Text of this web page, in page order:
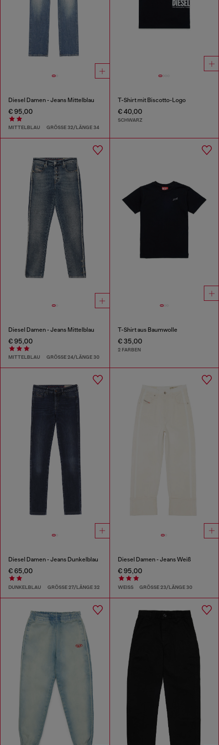
Diesel Damen - Jeans Mittelblau
€ 95,00
MITTELBLAU GRÖSSE 32/LÄNGE 34
T-Shirt mit Biscotto-Logo
€ 40,00
SCHWARZ
Diesel Damen - Jeans Mittelblau
€ 95,00
MITTELBLAU GRÖSSE 24/LÄNGE 30
T-Shirt aus Baumwolle
€ 35,00
2 FARBEN
Diesel Damen - Jeans Dunkelblau
€ 65,00
DUNKELBLAU GRÖSSE 27/LÄNGE 32
Diesel Damen - Jeans Weiß
€ 95,00
WEISS GRÖSSE 23/LÄNGE 30